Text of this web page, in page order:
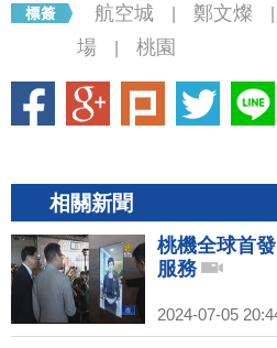
航空城 鄭文燦
場
桃園
相關新聞
桃機全球首
服務
2024-07-05